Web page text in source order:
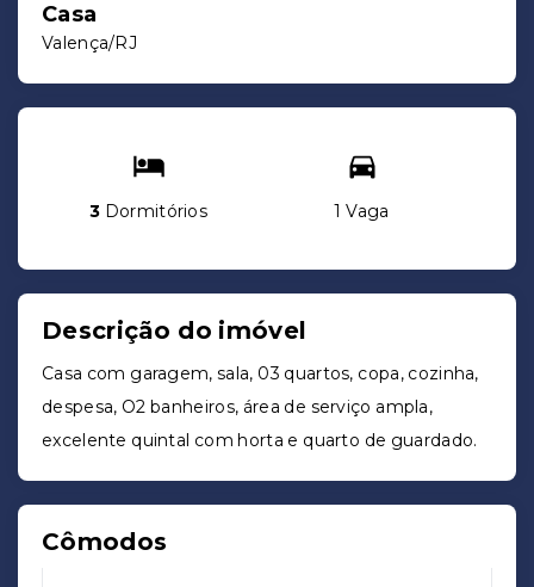
Casa
Valença/RJ
3 Dormitórios 1 Vaga
Descrição do imóvel
Casa com garagem, sala, 03 quartos, copa, cozinha,
despesa, O2 banheiros, área de serviço ampla,
excelente quintal com horta e quarto de guardado.
Cômodos